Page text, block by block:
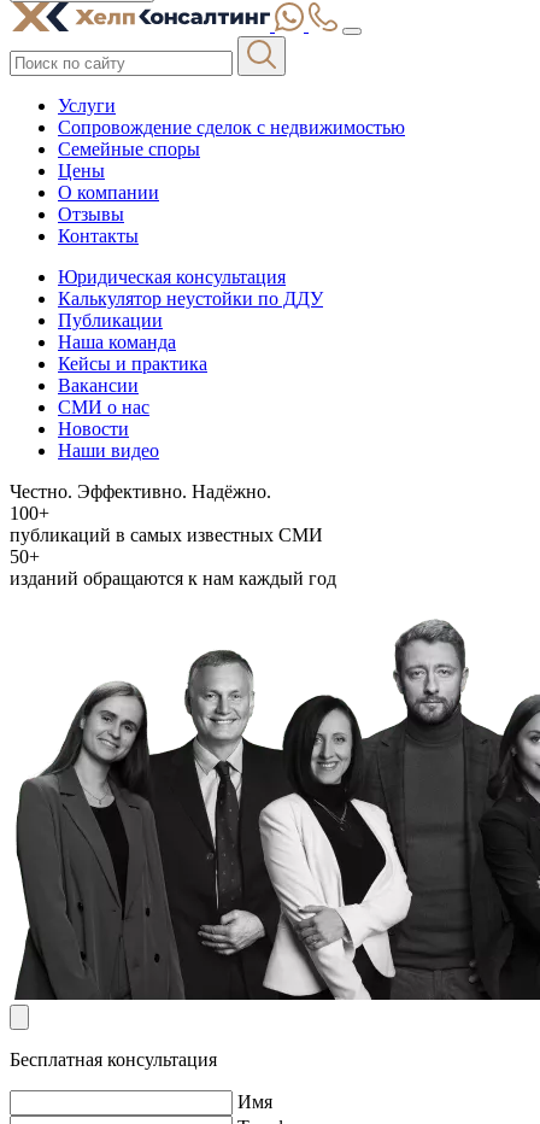
Услуги
Сопровождение сделок с недвижимостью
Семейные споры
Цены
О компании
Отзывы
Контакты
Юридическая консультация
Калькулятор неустойки по ДДУ
Публикации
Наша команда
Кейсы и практика
Вакансии
СМИ о нас
Новости
Наши видео
Честно. Эффективно. Надёжно.
100+
публикаций в самых известных СМИ
50+
изданий обращаются к нам каждый год
Бесплатная консультация
Имя